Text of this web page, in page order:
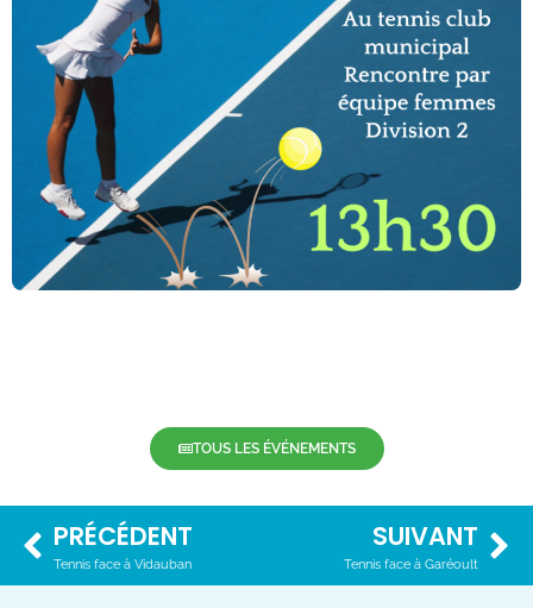
TOUS LES ÉVÉNEMENTS
PRÉCÉDENT
Tennis face à Vidauban
SUIVANT
Tennis face à Garéoult